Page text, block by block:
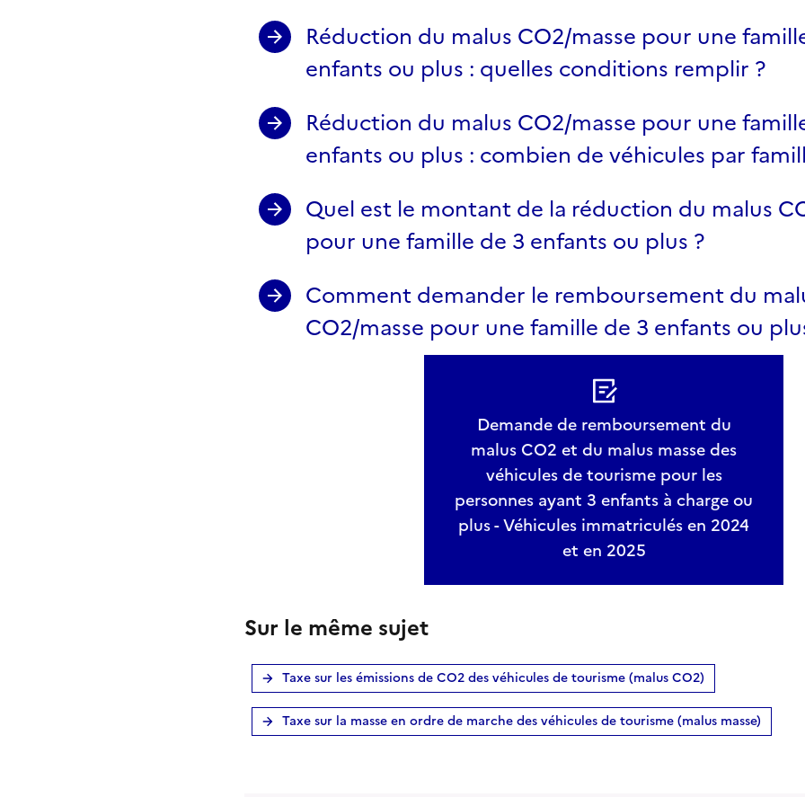
Réduction du malus CO2/masse pour une
enfants ou plus : quelles conditions remplir ?
Réduction du malus CO2/masse pour une
enfants ou plus : combien de véhicules par
Quel est le montant de la réduction du malus
pour une famille de 3 enfants ou plus ?
Comment demander le remboursement du
CO2/masse pour une famille de 3 enfants ou
Demande de remboursement du
malus CO2 et du malus masse des
véhicules de tourisme pour les
personnes ayant 3 enfants à charge ou
plus - Véhicules immatriculés en 2024
et en 2025
Sur le même sujet
Taxe sur les émissions de CO2 des véhicules de tourisme (malus CO2)
Taxe sur la masse en ordre de marche des véhicules de tourisme (malus masse)